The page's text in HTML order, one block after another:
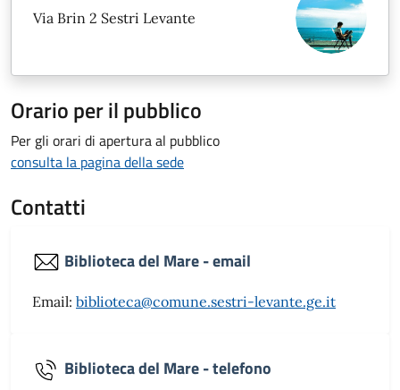
Via Brin 2 Sestri Levante
Orario per il pubblico
Per gli orari di apertura al pubblico
consulta la pagina della sede
Contatti
Biblioteca del Mare - email
Email: biblioteca@comune.sestri-levante.ge.it
Biblioteca del Mare - telefono